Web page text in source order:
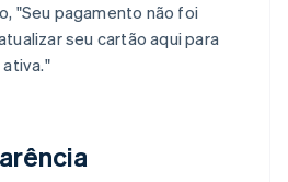
"Seu pagamento não foi
seu cartão aqui para